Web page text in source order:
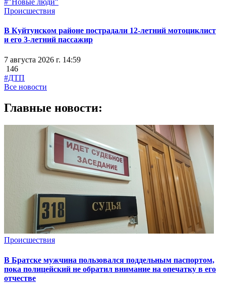
#"Новые люди"
Происшествия
В Куйтунском районе пострадали 12-летний мотоциклист
и его 3-летний пассажир
7 августа 2026 г. 14:59
146
#ДТП
Все новости
Главные новости:
Происшествия
В Братске мужчина пользовался поддельным паспортом,
пока полицейский не обратил внимание на опечатку в его
отчестве